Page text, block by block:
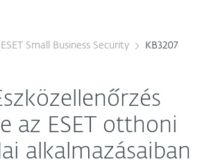
ESET Small Business Security KB3207
az ESET otthoni
alkalmazásaiban